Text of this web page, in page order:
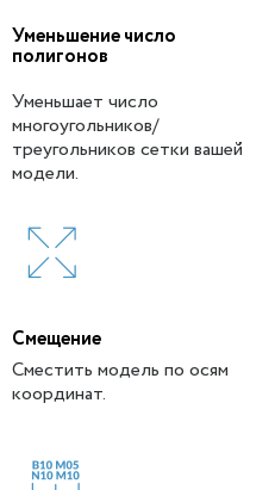
Уменьшение число
полигонов
Уменьшает число
многоугольников/
треугольников сетки вашей
модели.
Смещение
Сместить модель по осям
координат.